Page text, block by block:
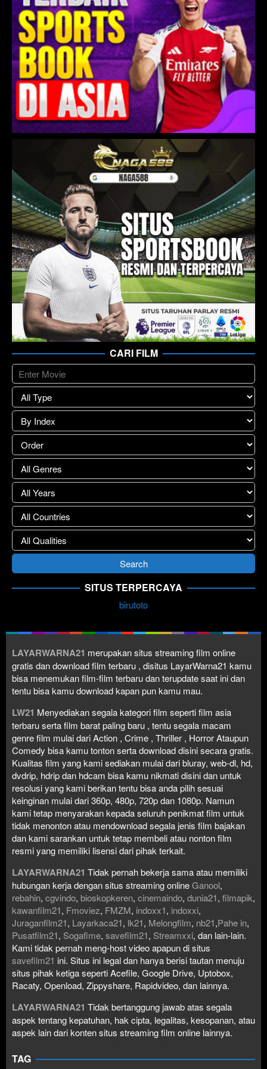
CARI FILM
SITUS TERPERCAYA
birutoto
LAYARWARNA21 merupakan situs streaming film online
gratis dan download film terbaru , disitus LayarWarna21 kamu
bisa menemukan film-film terbaru dan terupdate saat ini dan
tentu bisa kamu download kapan pun kamu mau.
LW21 Menyediakan segala kategori film seperti film asia
terbaru serta film barat paling baru , tentu segala macam
genre film mulai dari Action , Crime , Thriller , Horror Ataupun
Comedy bisa kamu tonton serta download disini secara gratis.
Kualitas film yang kami sediakan mulai dari bluray, web-dl, hd,
dvdrip, hdrip dan hdcam bisa kamu nikmati disini dan untuk
resolusi yang kami berikan tentu bisa anda pilih sesuai
keinginan mulai dari 360p, 480p, 720p dan 1080p. Namun
kami tetap menyarakan kepada seluruh penikmat film untuk
tidak menonton atau mendownload segala jenis film bajakan
dan kami sarankan untuk tetap membeli atau nonton film
resmi yang memiliki lisensi dari pihak terkait.
LAYARWARNA21 Tidak pernah bekerja sama atau memiliki
hubungan kerja dengan situs streaming onlineGanool,
rebahin, cgvindo, bioskopkeren, cinemaindo, dunia21, filmapik,
kawanfilm21, Fmoviez, FMZM, indoxx1, indoxxi,
Juraganfilm21, Layarkaca21, lk21, Melongfilm, nb21,Pahe in,
Pusatfilm21, Sogafime, savefilm21, Streamxxi, dan lain-lain.
Kami tidak pernah meng-host video apapun di situs
savefilm21 ini. Situs ini legal dan hanya berisi tautan menuju
situs pihak ketiga seperti Acefile, Google Drive, Uptobox,
Racaty, Openload, Zippyshare, Rapidvideo, dan lainnya.
LAYARWARNA21 Tidak bertanggung jawab atas segala
aspek tentang kepatuhan, hak cipta, legalitas, kesopanan, atau
aspek lain dari konten situs streaming film online lainnya.
TAG